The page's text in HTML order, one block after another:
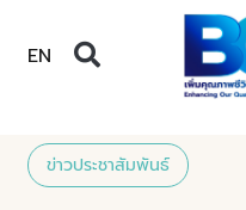
EN
ข่าวประชาสัมพันธ์